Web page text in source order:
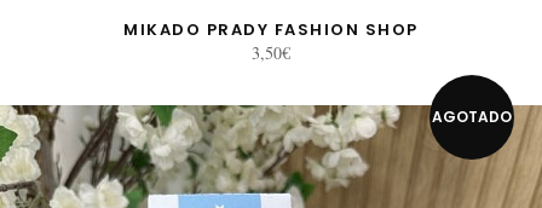
MIKADO PRADY FASHION SHOP
3,50€
AGOTADO